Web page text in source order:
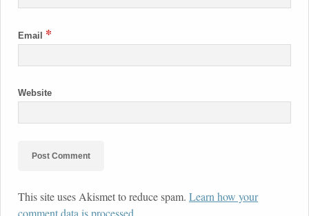
Email *
Website
This site uses Akismet to reduce spam. Learn how your
comment data is processed.